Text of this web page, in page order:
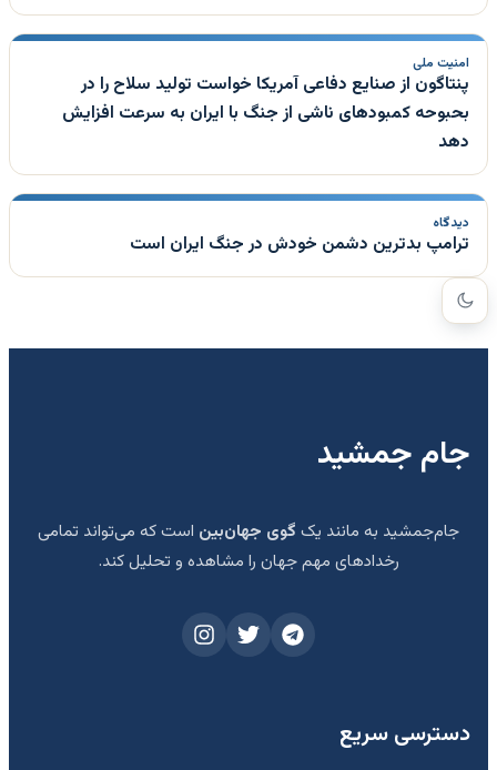
امنیت ملی
پنتاگون از صنایع دفاعی آمریکا خواست تولید سلاح را در
بحبوحه کمبودهای ناشی از جنگ با ایران به سرعت افزایش
دهد
دیدگاه
ترامپ بدترین دشمن خودش در جنگ ایران است
جام جمشید
جام‌جمشید به مانند یک گوی جهان‌بین است که می‌تواند تمامی
رخدادهای مهم جهان را مشاهده و تحلیل کند.
دسترسی سریع